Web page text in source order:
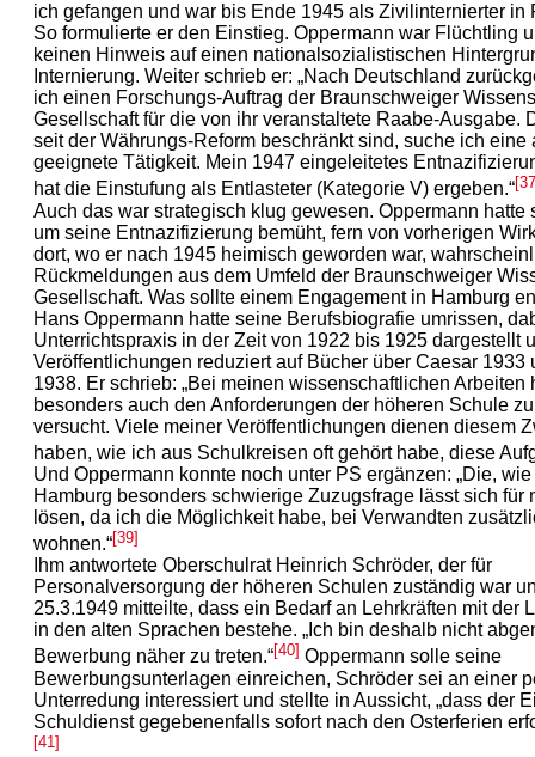
ich gefangen und war bis Ende 1945 als Zivilinternierter in
So formulierte er den Einstieg. Oppermann war Flüchtling
keinen Hinweis auf einen nationalsozialistischen
Internierung. Weiter schrieb er: „Nach Deutschland
ich einen Forschungs-Auftrag der Braunschweiger
Gesellschaft für die von ihr veranstaltete Raabe-Ausgabe.
seit der Währungs-Reform beschränkt sind, suche ich eine
geeignete Tätigkeit. Mein 1947 eingeleitetes
hat die Einstufung als Entlasteter (Kategorie V) ergeben.“
Auch das war strategisch klug gewesen. Oppermann hatte
um seine Entnazifizierung bemüht, fern von vorherigen
dort, wo er nach 1945 heimisch geworden war,
Rückmeldungen aus dem Umfeld der Braunschweiger
Gesellschaft. Was sollte einem Engagement in Hamburg
Hans Oppermann hatte seine Berufsbiografie umrissen,
Unterrichtspraxis in der Zeit von 1922 bis 1925 dargestellt
Veröffentlichungen reduziert auf Bücher über Caesar 1933
1938. Er schrieb: „Bei meinen wissenschaftlichen Arbeiten
besonders auch den Anforderungen der höheren Schule
versucht. Viele meiner Veröffentlichungen dienen diesem
haben, wie ich aus Schulkreisen oft gehört habe, diese
Und Oppermann konnte noch unter PS ergänzen: „Die,
Hamburg besonders schwierige Zuzugsfrage lässt sich für
lösen, da ich die Möglichkeit habe, bei Verwandten
wohnen.“[39]
Ihm antwortete Oberschulrat Heinrich Schröder, der für
Personalversorgung der höheren Schulen zuständig war
25.3.1949 mitteilte, dass ein Bedarf an Lehrkräften mit der
in den alten Sprachen bestehe. „Ich bin deshalb nicht
Bewerbung näher zu treten.“[40] Oppermann solle seine
Bewerbungsunterlagen einreichen, Schröder sei an einer
Unterredung interessiert und stellte in Aussicht, „dass der
Schuldienst gegebenenfalls sofort nach den Osterferien
[41]